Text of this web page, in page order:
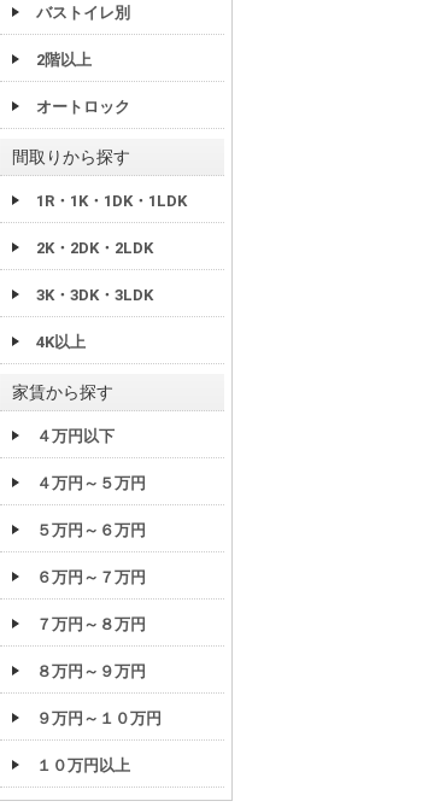
バストイレ別
2階以上
オートロック
間取りから探す
1R・1K・1DK・1LDK
2K・2DK・2LDK
3K・3DK・3LDK
4K以上
家賃から探す
４万円以下
４万円～５万円
５万円～６万円
６万円～７万円
７万円～８万円
８万円～９万円
９万円～１０万円
１０万円以上